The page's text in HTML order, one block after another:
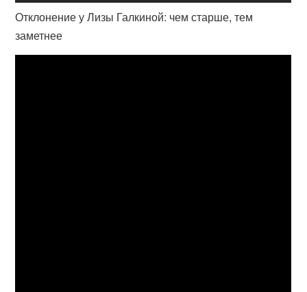
Отклонение у Лизы Галкиной: чем старше, тем
заметнее